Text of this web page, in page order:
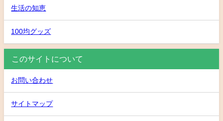
生活の知恵
100均グッズ
このサイトについて
お問い合わせ
サイトマップ